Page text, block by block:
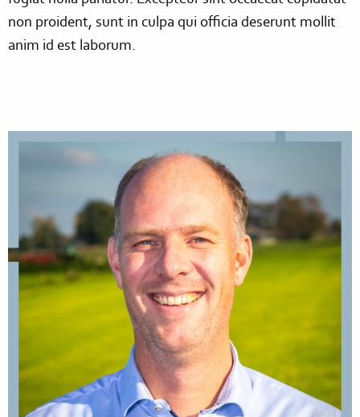
non proident, sunt in culpa qui officia deserunt mollit
anim id est laborum.